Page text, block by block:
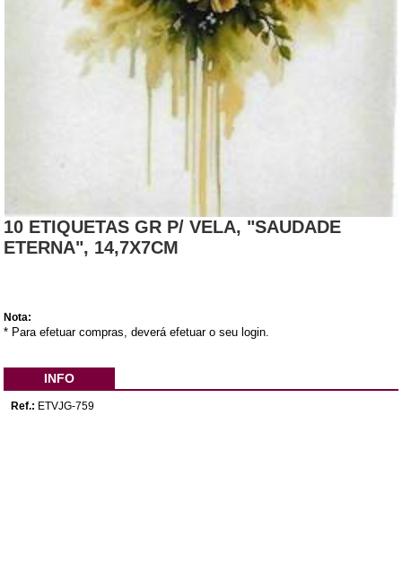
10 ETIQUETAS GR P/ VELA, "SAUDADE
ETERNA", 14,7X7CM
Nota:
* Para efetuar compras, deverá efetuar o seu login.
INFO
Ref.: ETVJG-759